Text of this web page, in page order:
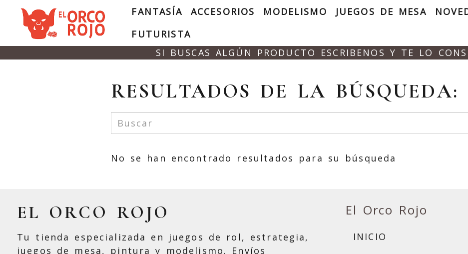
FANTASÍA ACCESORIOS MODELISMO JUEGOS DE MESA
FUTURISTA
SI BUSCAS ALGÚN PRODUCTO ESCRIBENOS Y TE LO
RESULTADOS DE LA BÚSQUEDA:
No se han encontrado resultados para su búsqueda
EL ORCO ROJO
Tu tienda especializada en juegos de rol, estrategia,
juegos de mesa, pintura y modelismo. Envíos
El Orco Rojo
INICIO